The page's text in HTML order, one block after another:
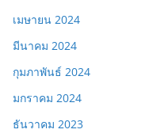
เมษายน 2024
มีนาคม 2024
กุมภาพันธ์ 2024
มกราคม 2024
ธันวาคม 2023